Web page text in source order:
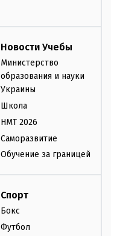
Новости Учебы
Министерство
образования и науки
Украины
Школа
НМТ 2026
Саморазвитие
Обучение за границей
Спорт
Бокс
Футбол